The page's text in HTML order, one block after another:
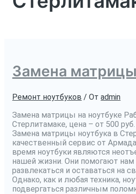
Замена матрицы
Ремонт ноутбуков / От admin
Замена матрицы на ноутбуке
Стерлитамаке, цена – от 500
Замена матрицы ноутбука в
качественный сервис от
время ноутбуки являются
нашей жизни. Они помогают нам
развлекаться и оставаться на
Однако, как и любая техника,
подвергаться различным